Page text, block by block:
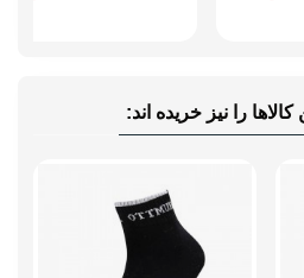
را نیز خریده اند: